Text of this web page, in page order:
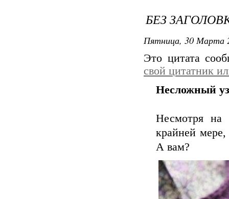
БЕЗ
Пятница, 30 Марта
Это цитата
свой цитатник
Несложный
Несмотря на
крайней
А вам?